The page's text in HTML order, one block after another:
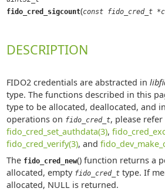
fido_cred_sigcount(const fido_cred_t
DESCRIPTION
FIDO2 credentials are abstracted in
type. The functions described in this
type to be allocated, deallocated, and
operations on fido_cred_t, please refer
fido_cred_set_authdata(3),
fido_cred_verify(3), and
The fido_cred_new() function returns a
allocated, empty fido_cred_ttype. If
allocated, NULL is returned.